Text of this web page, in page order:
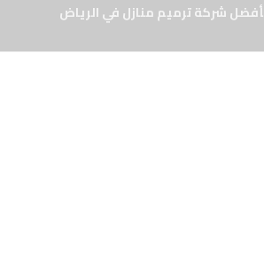
أفضل شركة ترميم منازل في الرياض